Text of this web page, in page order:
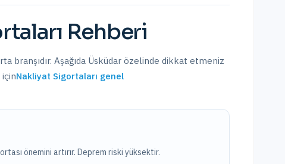
Rehberi
branşıdır. Aşağıda Üsküdar özelinde dikkat etmeniz
Nakliyat Sigortaları genel
önemini artırır. Deprem riski yüksektir.